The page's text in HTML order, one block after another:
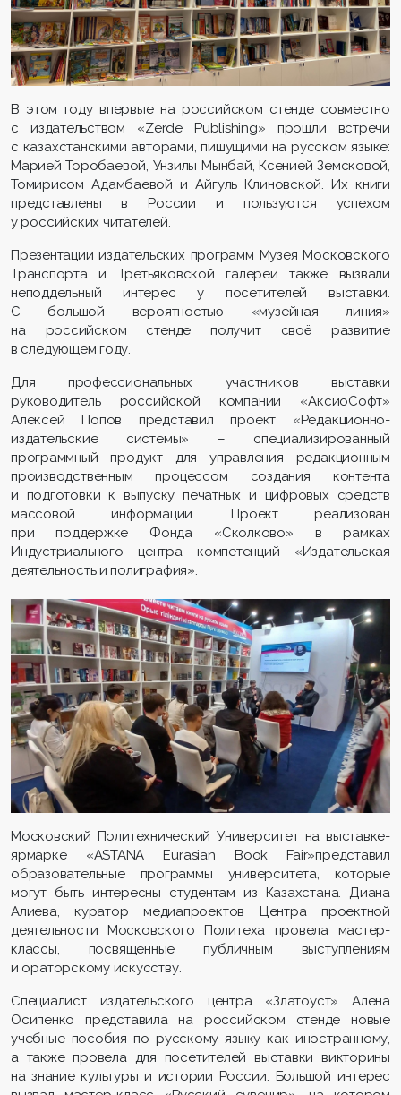
В этом году впервые на российском стенде совместно
с издательством «Zerde Publishing» прошли встречи
с казахстанскими авторами, пишущими на русском языке:
Марией Торобаевой, Унзилы Мынбай, Ксенией Земсковой,
Томирисом Адамбаевой и Айгуль Клиновской. Их книги
представлены в России и пользуются успехом
у российских читателей.
Презентации издательских программ Музея Московского
Транспорта и Третьяковской галереи также вызвали
неподдельный интерес у посетителей выставки.
С большой вероятностью «музейная линия»
на российском стенде получит своё развитие
в следующем году.
Для профессиональных участников выставки
руководитель российской компании «АксиоСофт»
Алексей Попов представил проект «Редакционно-
издательские системы» – специализированный
программный продукт для управления редакционным
производственным процессом создания контента
и подготовки к выпуску печатных и цифровых средств
массовой информации. Проект реализован
при поддержке Фонда «Сколково» в рамках
Индустриального центра компетенций «Издательская
деятельность и полиграфия».
Московский Политехнический Университет на выставке-
ярмарке «ASTANA Eurasian Book Fair»представил
образовательные программы университета, которые
могут быть интересны студентам из Казахстана. Диана
Алиева, куратор медиапроектов Центра проектной
деятельности Московского Политеха провела мастер-
классы, посвященные публичным выступлениям
и ораторскому искусству.
Специалист издательского центра «Златоуст» Алена
Осипенко представила на российском стенде новые
учебные пособия по русскому языку как иностранному,
а также провела для посетителей выставки викторины
на знание культуры и истории России. Большой интерес